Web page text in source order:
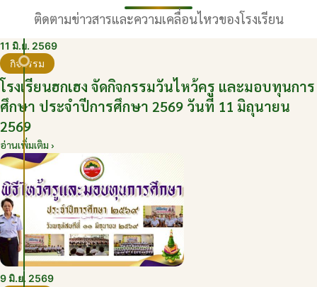
ติดตามข่าวสารและความเคลื่อนไหวของโรงเรียน
11 มิ.ย. 2569
กิจกรรม
โรงเรียนฮกเฮง จัดกิจกรรมวันไหว้ครู และมอบทุนการ
ศึกษา ประจำปีการศึกษา 2569 วันที่ 11 มิถุนายน
2569
อ่านเพิ่มเติม ›
9 มิ.ย. 2569